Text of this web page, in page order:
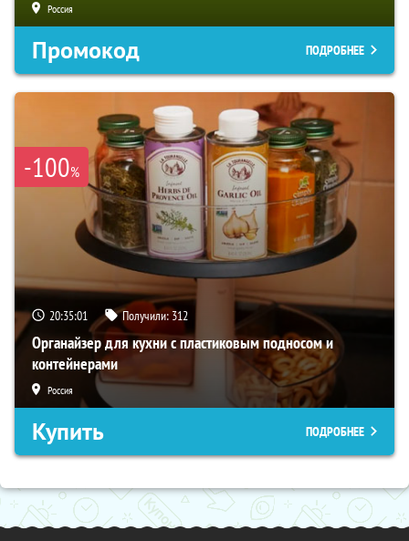
Россия
Промокод ПОДРОБНЕЕ
-100%
20:35:00 Получили: 312
Органайзер для кухни с пластиковым подносом и
контейнерами
Россия
Купить ПОДРОБНЕЕ